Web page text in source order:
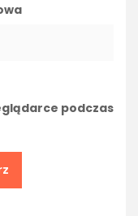
podczas